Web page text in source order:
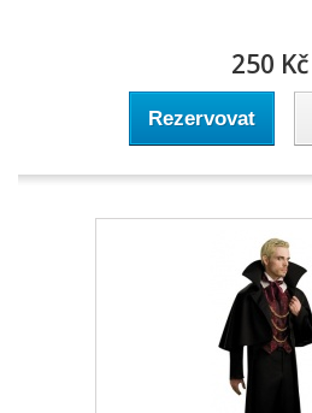
250 Kč
Rezervovat